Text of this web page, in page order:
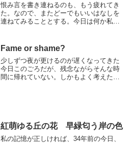
恨み言を書き連ねるのも、もう疲れてき
た。なので、またどーでもいいはなしを
連ねてみることとする。今日は何か私の
喰らいたきものを書き連ねてみたい。ま
Fame or shame?
少しずつ夜が更けるのが遅くなってきた
今日このごろだが、残念ながらそんな時
間に帰れていない。しかもよく考えたら
紅萌ゆる丘の花 早緑匂う岸の色
私の記憶が正しければ、34年前の今日、